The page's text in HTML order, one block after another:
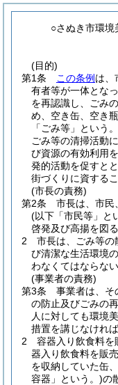
○さぬき市環境
(目的)
第1条
この条例 は、
有者等が一体とな
を再認識し、ごみ
め、空き缶、空き
「ごみ等」という
ごみ等の清掃活動
び資源の有効利用
発的活動を促すと
街づくりに資する
(市長の責務)
第2条
市長は、市民
(以下「市民等」と
啓発及び高揚を図
2
市長は、ごみ等の
び清潔な生活環境
わなくてはならない
(事業者の責務)
第3条
事業者は、そ
の防止及びごみの
人に対しても環境
措置を講じなければ
2
容器入り飲食料を
器入り飲食料を販
を収納していた缶
容器」という。)の